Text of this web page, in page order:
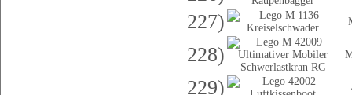
227)
228)
229)